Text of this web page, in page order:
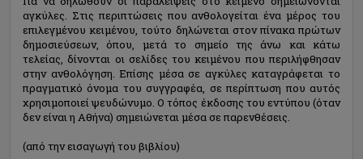
αγκύλες. Στις περιπτώσεις που ανθολογείται ένα μέρος του
επιλεγμένου κειμένου, τούτο δηλώνεται στον πίνακα πρώτων
δημοσιεύσεων, όπου, μετά το σημείο της άνω και κάτω
τελείας, δίνονται οι σελίδες του κειμένου που περιλήφθησαν
στην ανθολόγηση. Επίσης μέσα σε αγκύλες καταγράφεται το
πραγματικό όνομα του συγγραφέα, σε περίπτωση που αυτός
χρησιμοποιεί ψευδώνυμο. Ο τόπος έκδοσης του εντύπου (όταν
δεν είναι η Αθήνα) σημειώνεται μέσα σε παρενθέσεις.
(από την εισαγωγή του βιβλίου)